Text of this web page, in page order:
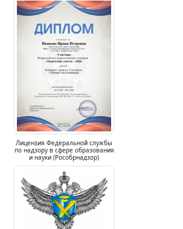
Лицензия Федеральной службы
по надзору в сфере образования
и науки (Рособрнадзор)